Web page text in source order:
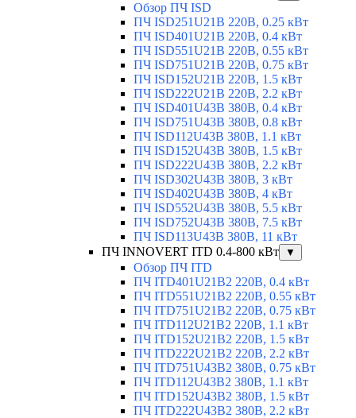
Обзор ПЧ ISD
ПЧ ISD251U21B 220В, 0.25 кВт
ПЧ ISD401U21B 220В, 0.4 кВт
ПЧ ISD551U21B 220В, 0.55 кВт
ПЧ ISD751U21B 220В, 0.75 кВт
ПЧ ISD152U21B 220В, 1.5 кВт
ПЧ ISD222U21B 220В, 2.2 кВт
ПЧ ISD401U43B 380В, 0.4 кВт
ПЧ ISD751U43B 380В, 0.8 кВт
ПЧ ISD112U43B 380В, 1.1 кВт
ПЧ ISD152U43B 380В, 1.5 кВт
ПЧ ISD222U43B 380В, 2.2 кВт
ПЧ ISD302U43B 380В, 3 кВт
ПЧ ISD402U43B 380В, 4 кВт
ПЧ ISD552U43B 380В, 5.5 кВт
ПЧ ISD752U43B 380В, 7.5 кВт
ПЧ ISD113U43B 380В, 11 кВт
ПЧ INNOVERT ITD 0.4-800 кВт
▼
Обзор ПЧ ITD
ПЧ ITD401U21B2 220В, 0.4 кВт
ПЧ ITD551U21B2 220В, 0.55 кВт
ПЧ ITD751U21B2 220В, 0.75 кВт
ПЧ ITD112U21B2 220В, 1.1 кВт
ПЧ ITD152U21B2 220В, 1.5 кВт
ПЧ ITD222U21B2 220В, 2.2 кВт
ПЧ ITD751U43B2 380В, 0.75 кВт
ПЧ ITD112U43B2 380В, 1.1 кВт
ПЧ ITD152U43B2 380В, 1.5 кВт
ПЧ ITD222U43B2 380В, 2.2 кВт